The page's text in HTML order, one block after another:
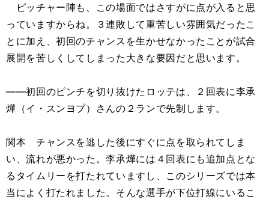
ピッチャー陣も、この場面ではさすがに点が入ると思
っていますからね。３連敗して重苦しい雰囲気だったこ
とに加え、初回のチャンスを生かせなかったことが試合
展開を苦しくしてしまった大きな要因だと思います。
――初回のピンチを切り抜けたロッテは、２回表に李承
燁（イ・スンヨプ）さんの２ランで先制します。
関本 チャンスを逃した後にすぐに点を取られてしま
い、流れが悪かった。李承燁には４回表にも追加点とな
るタイムリーを打たれていますし、このシリーズでは本
当によく打たれました。そんな選手が下位打線にいるこ